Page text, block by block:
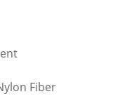
Fiber